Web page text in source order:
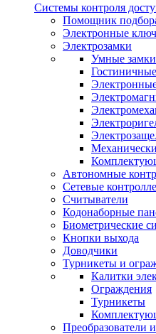
Системы контроля
Помощник
Электронные
Электрозамки
Умные замки
Автономные
Сетевые
Считыватели
Кодонаборные
Биометрические
Кнопки выхода
Доводчики
Турникеты и
Калитки
Ограждения
Турникеты
Преобразователи